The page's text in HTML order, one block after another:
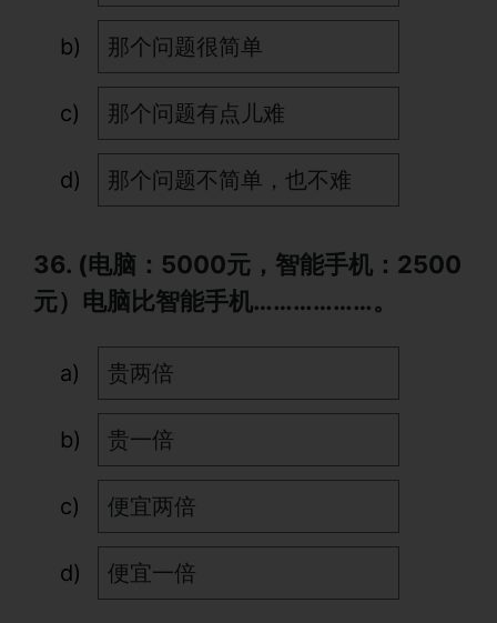
那个问题很简单
那个问题有点儿难
那个问题不简单，也不难
36. (电脑：5000元，智能手机：2500
元）电脑比智能手机………………。
贵两倍
贵一倍
便宜两倍
便宜一倍